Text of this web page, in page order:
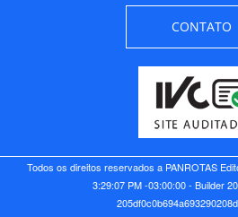
CONTATO
Todos os direitos reservados a PANROTAS
3:29:07 PM -03:00:00 - Builder